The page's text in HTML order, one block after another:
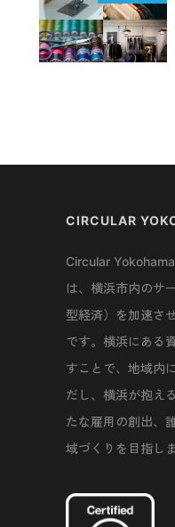
CIRCULAR
Circular
は、横浜市内のサ
型経済）を加速さ
です。横浜にある
すことで、地域内
だし、横浜が抱え
たな雇用の創出、
域づくりを目指しま